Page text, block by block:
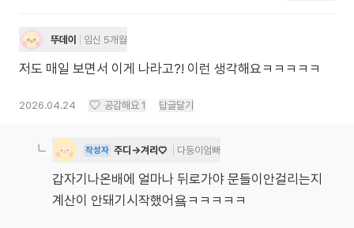
뚜데이 임신 5개월
저도 매일 보면서 이게 나라고?! 이런 생각해요ㅋㅋㅋㅋㅋ
2026.04.24 공감해요 1 답글달기
작성자 주디->겨리♡ 다둥이엄빠
갑자기나온배에 얼마나 뒤로가야 문들이안걸리는지
계산이 안돼기시작했어욬ㅋㅋㅋㅋㅋ